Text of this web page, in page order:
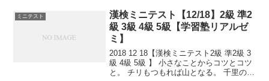
も一歩から。 日々是精進、継続...
ミニテスト
漢検ミニテスト【12/18】2級 準2
級 3級 4級 5級【学習塾リアルゼ
ミ】
2018 12 18【漢検ミニテスト2級 準2級 3
級 4級 5級 】 小さなことからコツとコツ
と。 チリもつもれば山となる。 千里の道